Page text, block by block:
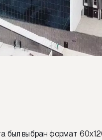
был выбран формат